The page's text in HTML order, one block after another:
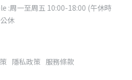
:周一至周五 10:00-18:00 (午休時
休
隱私政策 服務條款